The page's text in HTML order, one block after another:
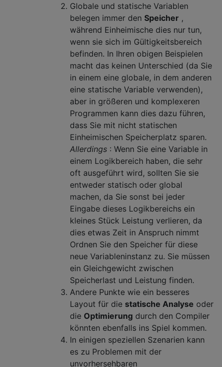
Globale und statische Variablen
belegen immer den Speicher ,
während Einheimische dies nur tun,
wenn sie sich im Gültigkeitsbereich
befinden. In Ihren obigen Beispielen
macht das keinen Unterschied (da Sie
in einem eine globale, in dem anderen
eine statische Variable verwenden),
aber in größeren und komplexeren
Programmen kann dies dazu führen,
dass Sie mit nicht statischen
Einheimischen Speicherplatz sparen.
Allerdings : Wenn Sie eine Variable in
einem Logikbereich haben, die sehr
oft ausgeführt wird, sollten Sie sie
entweder statisch oder global
machen, da Sie sonst bei jeder
Eingabe dieses Logikbereichs ein
kleines Stück Leistung verlieren, da
dies etwas Zeit in Anspruch nimmt
Ordnen Sie den Speicher für diese
neue Variableninstanz zu. Sie müssen
ein Gleichgewicht zwischen
Speicherlast und Leistung finden.
Andere Punkte wie ein besseres
Layout für die statische Analyse oder
die Optimierung durch den Compiler
könnten ebenfalls ins Spiel kommen.
In einigen speziellen Szenarien kann
es zu Problemen mit der
unvorhersehbaren